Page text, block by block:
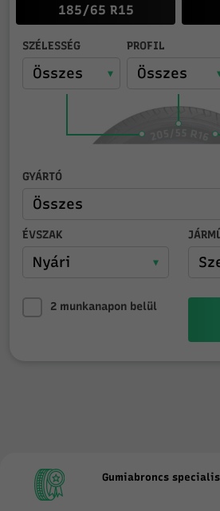
185/65 R15
SZÉLESSÉG PROFIL
GYÁRTÓ
ÉVSZAK
2 munkanapon belül
Gumiabroncs